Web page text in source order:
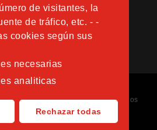
de visitantes, la
de tráfico, etc. - -
cookies según sus
necesarias
analiticas
Rechazar todas
Instituto San José. Todos los derechos
porNubemedia.